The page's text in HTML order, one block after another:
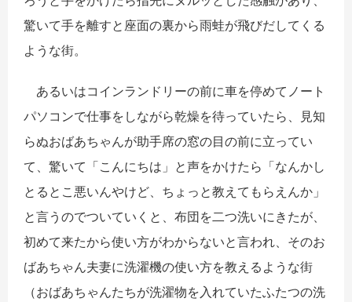
驚いて手を離すと座面の裏から雨蛙が飛びだしてくる
ような街。
あるいはコインランドリーの前に車を停めてノート
パソコンで仕事をしながら乾燥を待っていたら、見知
らぬおばあちゃんが助手席の窓の目の前に立ってい
て、驚いて「こんにちは」と声をかけたら「なんかし
とるとこ悪いんやけど、ちょっと教えてもらえんか」
と言うのでついていくと、布団を二つ洗いにきたが、
初めて来たから使い方がわからないと言われ、そのお
ばあちゃん夫妻に洗濯機の使い方を教えるような街
（おばあちゃんたちが洗濯物を入れていたふたつの洗